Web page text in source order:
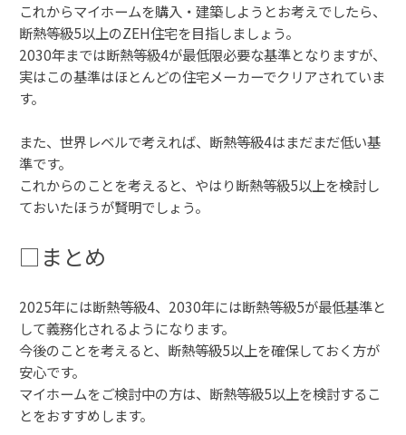
これからマイホームを購入・建築しようとお考えでしたら、
断熱等級5以上のZEH住宅を目指しましょう。
2030年までは断熱等級4が最低限必要な基準となりますが、
実はこの基準はほとんどの住宅メーカーでクリアされていま
す。
また、世界レベルで考えれば、断熱等級4はまだまだ低い基
準です。
これからのことを考えると、やはり断熱等級5以上を検討し
ておいたほうが賢明でしょう。
□まとめ
2025年には断熱等級4、2030年には断熱等級5が最低基準と
して義務化されるようになります。
今後のことを考えると、断熱等級5以上を確保しておく方が
安心です。
マイホームをご検討中の方は、断熱等級5以上を検討するこ
とをおすすめします。